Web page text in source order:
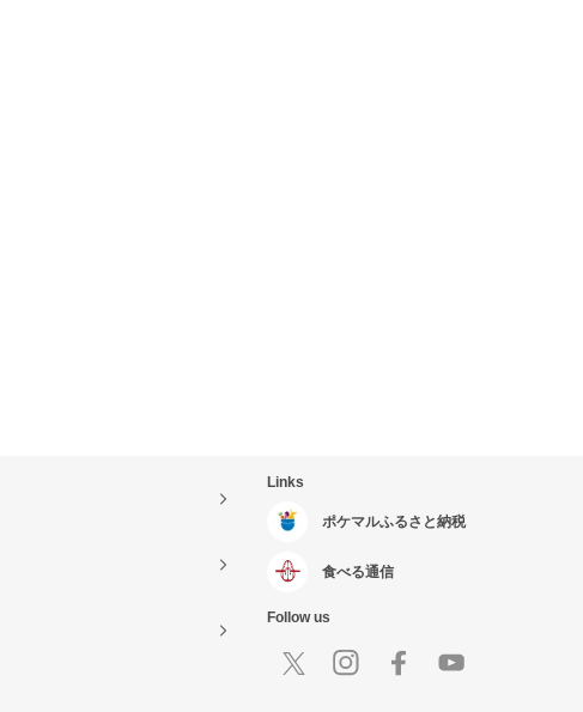
Links
ポケマルふるさと納税
食べる通信
Follow us